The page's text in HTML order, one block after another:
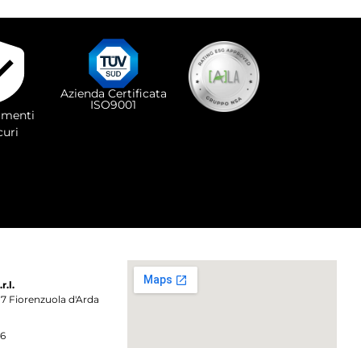
Azienda Certificata
ISO9001
Fiorenzuola d'Arda